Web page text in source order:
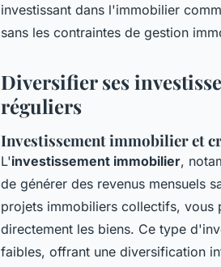
investissant dans l'immobilier
sans les contraintes de gestion
Diversifier ses
réguliers
Investissement immobilier et
L'investissement immobilier,
de générer des revenus mensuels
projets immobiliers collectifs, vous
directement les biens. Ce type
faibles, offrant une diversification